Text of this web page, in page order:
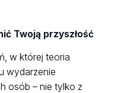
Twoją przyszłość
w której teoria
wydarzenie
osób – nie tylko z